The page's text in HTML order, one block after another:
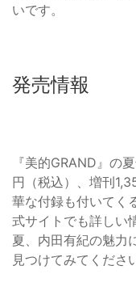
いです。
発売情報
『美的GRAND』の
円（税込）、増刊
華な付録も付いてく
式サイトでも詳しい
夏、内田有紀の魅力
見つけてみてくださ